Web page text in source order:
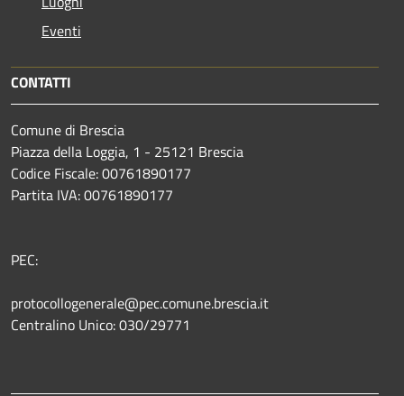
Eventi
CONTATTI
Comune di Brescia
Piazza della Loggia, 1 - 25121 Brescia
Codice Fiscale: 00761890177
Partita IVA: 00761890177
PEC:
protocollogenerale@pec.comune.brescia.it
Centralino Unico: 030/29771